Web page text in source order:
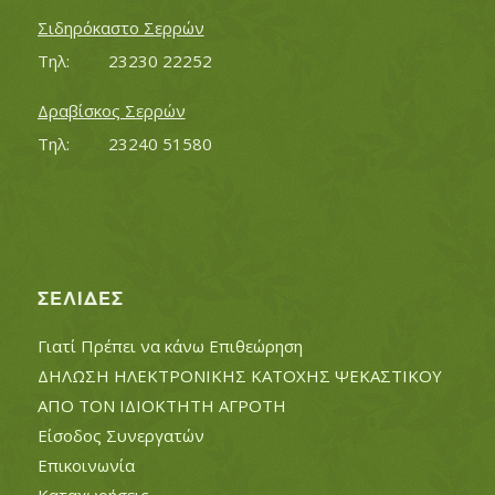
Σιδηρόκαστο Σερρών
Τηλ:		23230 22252
Δραβίσκος Σερρών
Τηλ:		23240 51580
ΣΕΛΊΔΕΣ
Γιατί Πρέπει να κάνω Επιθεώρηση
ΔΗΛΩΣΗ ΗΛΕΚΤΡΟΝΙΚΗΣ ΚΑΤΟΧΗΣ ΨΕΚΑΣΤΙΚΟΥ
ΑΠΟ ΤΟΝ ΙΔΙΟΚΤΗΤΗ ΑΓΡΟΤΗ
Είσοδος Συνεργατών
Επικοινωνία